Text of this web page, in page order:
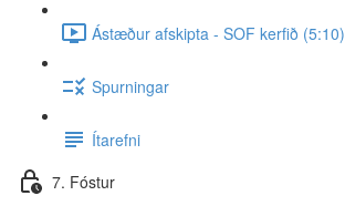
Ástæður afskipta - SOF kerfið (5:10)
Spurningar
Ítarefni
7. Fóstur